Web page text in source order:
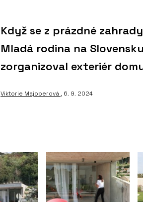
Když se z prázdné
Mladá rodina na
zorganizoval exteriér
Viktorie Majoberová, 6. 9. 2024